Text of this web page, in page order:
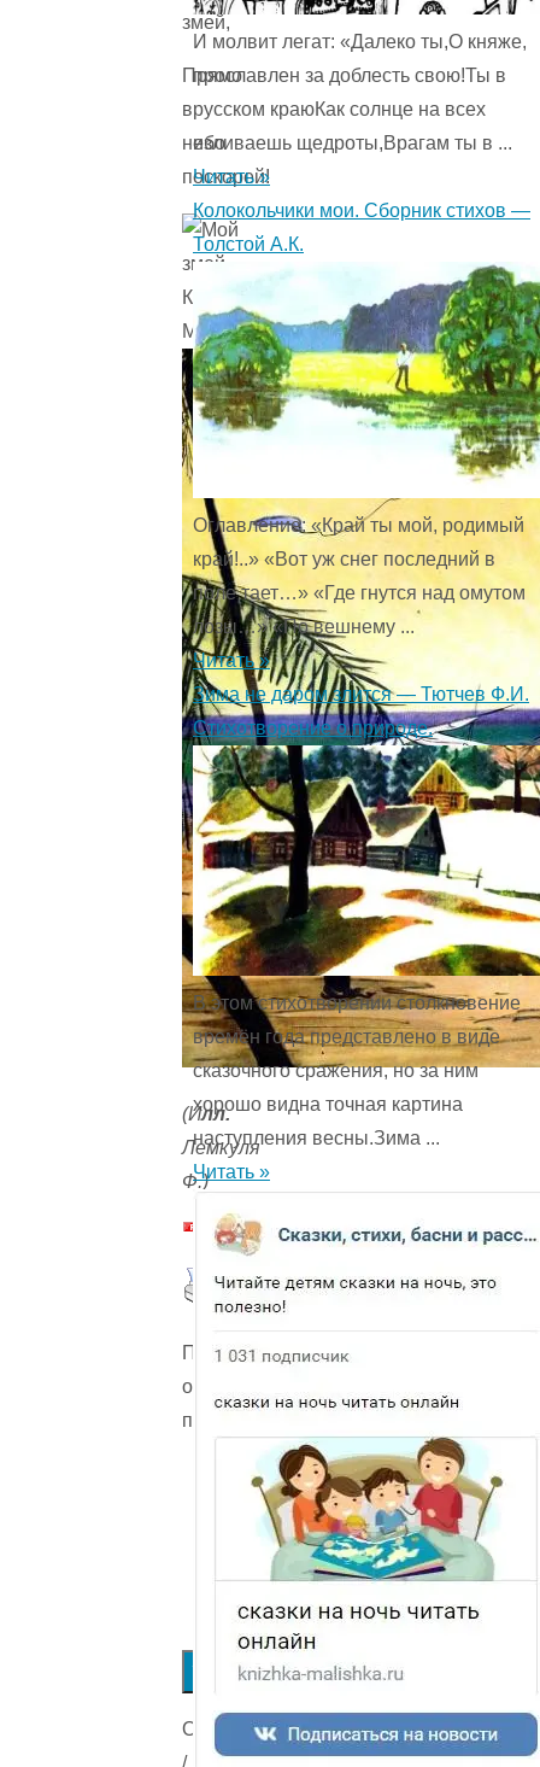
змей,
Прямо
в
небо
поскорей!
(Илл.
Лемкуля
Ф.)
Пожалуйста,
оцените
произведение
Submit
Rating
Оценка
/
И молвит легат: «Далеко ты,О княже,
прославлен за доблесть свою!Ты в
русском краюКак солнце на всех
изливаешь щедроты,Врагам ты в ...
Читать »
Колокольчики мои. Сборник стихов —
Толстой А.К.
Оглавление: «Край ты мой, родимый
край!..» «Вот уж снег последний в
поле тает…» «Где гнутся над омутом
лозы…» «По вешнему ...
Читать »
Зима не даром злится — Тютчев Ф.И.
Стихотворение о природе.
В этом стихотворении столкновение
времён года представ­лено в виде
сказочного сражения, но за ним
хорошо видна точная картина
наступления весны.Зима ...
Читать »